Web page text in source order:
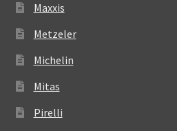
Maxxis
Metzeler
Michelin
Mitas
Pirelli